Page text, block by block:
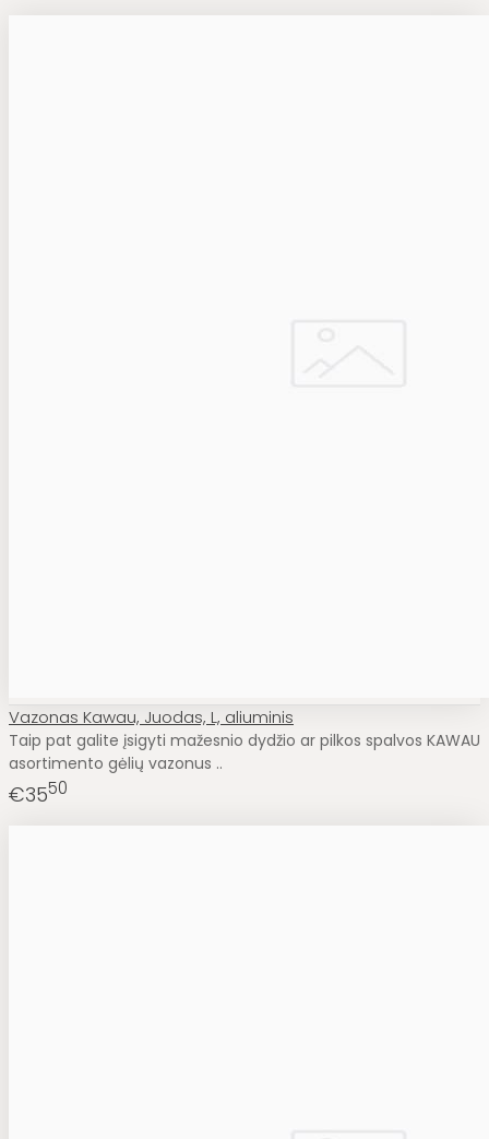
Vazonas Kawau, Juodas, L, aliuminis
Taip pat galite įsigyti mažesnio dydžio ar pilkos spalvos KAWAU
asortimento gėlių vazonus ..
€3550